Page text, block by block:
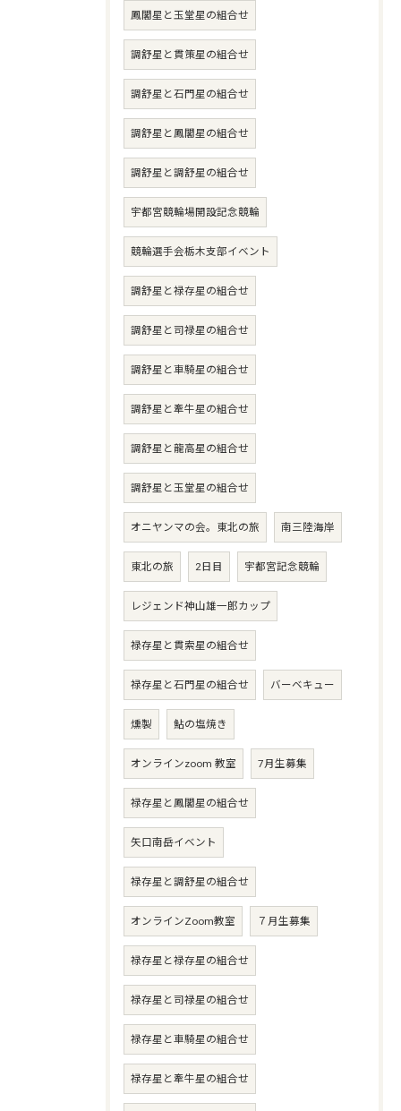
鳳閣星と玉堂星の組合せ
調舒星と貫策星の組合せ
調舒星と石門星の組合せ
調舒星と鳳閣星の組合せ
調舒星と調舒星の組合せ
宇都宮競輪場開設記念競輪
競輪選手会栃木支部イベント
調舒星と禄存星の組合せ
調舒星と司禄星の組合せ
調舒星と車騎星の組合せ
調舒星と牽牛星の組合せ
調舒星と龍高星の組合せ
調舒星と玉堂星の組合せ
オニヤンマの会。東北の旅 南三陸海岸
東北の旅 2日目 宇都宮記念競輪
レジェンド神山雄一郎カップ
禄存星と貫索星の組合せ
禄存星と石門星の組合せ バーベキュー
燻製 鮎の塩焼き
オンラインzoom 教室 7月生募集
禄存星と鳳閣星の組合せ
矢口南岳イベント
禄存星と調舒星の組合せ
オンラインZoom教室 ７月生募集
禄存星と禄存星の組合せ
禄存星と司禄星の組合せ
禄存星と車騎星の組合せ
禄存星と牽牛星の組合せ